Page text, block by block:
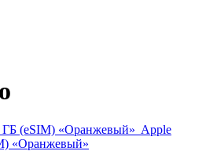
Apple
«Оранжевый»